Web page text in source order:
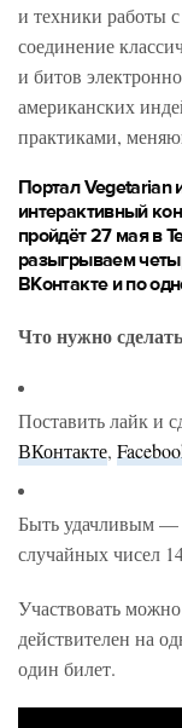
и техники работы
соединение
и битов
американских
практиками,
Портал Vegetarian
интерактивный
пройдёт 27 мая в
разыгрываем
ВКонтакте и по
Что нужно
Поставить лайк и
ВКонтакте,
Быть удачливым —
случайных чисел
Участвовать
действителен на
один билет.